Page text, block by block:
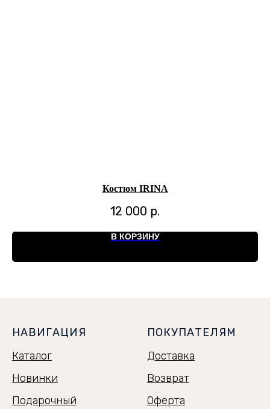
Костюм IRINA
12 000 р.
В КОРЗИНУ
НАВИГАЦИЯ
Каталог
Новинки
Подарочный
ПОКУПАТЕЛЯМ
Доставка
Возврат
Оферта